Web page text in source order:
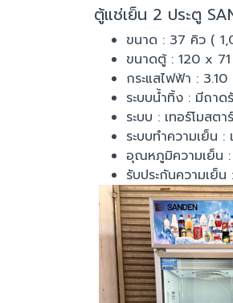
ตู้แช่เย็น 2 ประตู
ขนาด : 37 คิว (
ขนาดตู้ : 120 x
กระแสไฟฟ้า :
ระบบน้ำทิ้ง : มีถาด
ระบบ : เทอร์โมสต
ระบบทำความเย็น
อุณหภูมิความเย็น :
รับประกันความเย็